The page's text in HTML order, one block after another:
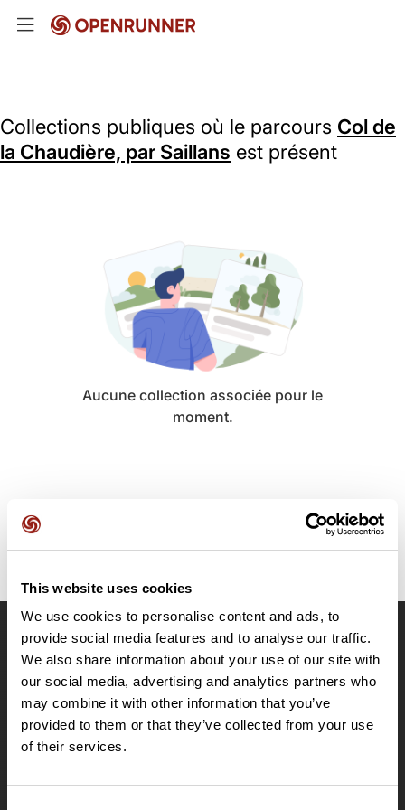
This website uses cookies
We use cookies to personalise content and ads, to
provide social media features and to analyse our traffic.
We also share information about your use of our site with
our social media, advertising and analytics partners who
may combine it with other information that you’ve
provided to them or that they’ve collected from your use
of their services.
Collections publiques où le parcours Col de
la Chaudière, par Saillans est présent
Aucune collection associée pour le
moment.
OpenRunner
Equipe
Carrières
À propos
Contact